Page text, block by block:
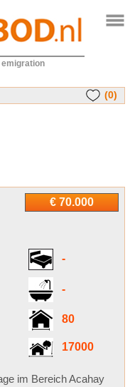
emigration
(0)
€ 70.000
-
-
80
17000
im Bereich Acahay